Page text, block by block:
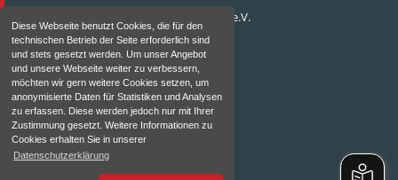
Diese Webseite benutzt Cookies, die für den
technischen Betrieb der Seite erforderlich sind
und stets gesetzt werden. Um unser Angebot
und unsere Webseite weiter zu verbessern,
möchten wir gern weitere Cookies setzen, um
anonymisierte Daten für Statistiken und Analysen
zu erfassen. Diese werden jedoch nur mit Ihrer
Zustimmung gesetzt. Weitere Informationen zu
Cookies erhalten Sie in unserer
Datenschutzerklärung
Pferdesportverband Weser-Ems e.V.
Heidewinkel 8
D - 49377 Vechta
Telefon: 0 44 41 / 9140-0
Fax: 0 44 41 / 9140-17
Email:info@psvwe.de